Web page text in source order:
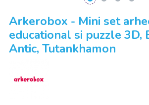
Arkerobox - Mini set
educational si puzzle 3D,
Antic, Tutankhamon